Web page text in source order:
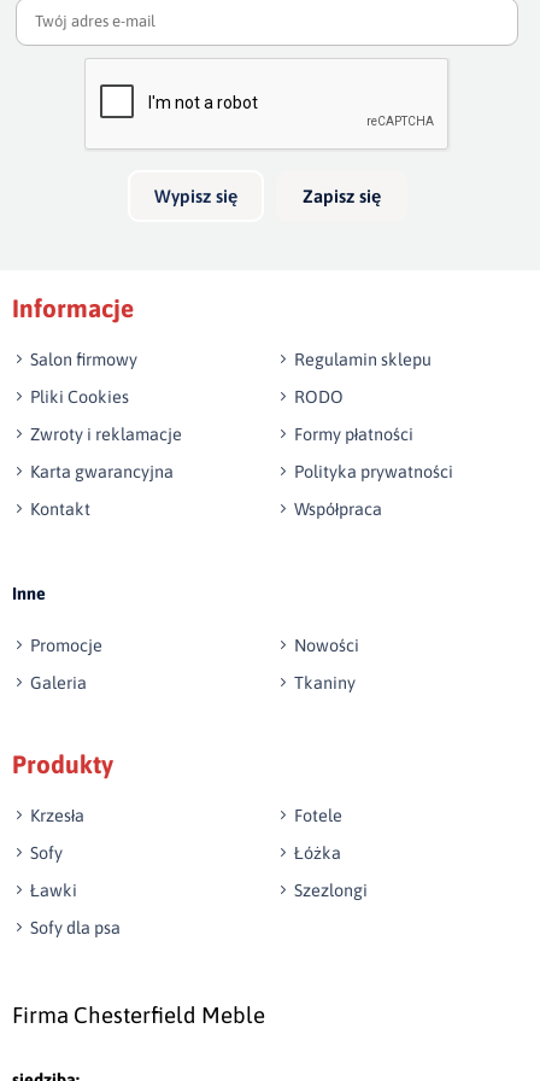
Wyślij opinię
Wypisz się Zapisz się
Informacje
Salon firmowy
Regulamin sklepu
Pliki Cookies
RODO
Zwroty i reklamacje
Formy płatności
Karta gwarancyjna
Polityka prywatności
Kontakt
Współpraca
Inne
Promocje
Nowości
Galeria
Tkaniny
Produkty
Krzesła
Fotele
Sofy
Łóżka
Ławki
Szezlongi
Sofy dla psa
Firma Chesterfield Meble